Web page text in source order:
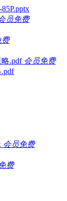
员免费
费
会员免费
.pdf
会员免费
费